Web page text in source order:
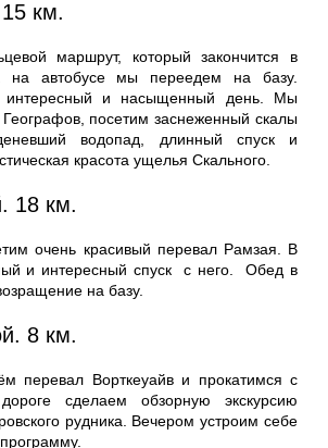
км.
маршрут, который закончится в
на автобусе мы переедем на базу.
интересный и насыщенный день. Мы
посетим заснеженный скалы
водопад, длинный спуск и
красота ущелья Скального.
18 км.
очень красивый перевал Рамзая. В
и интересный спуск с него. Обед в
на базу.
8 км.
перевал Ворткеуайв и прокатимся с
сделаем обзорную экскурсию
рудника. Вечером устроим себе